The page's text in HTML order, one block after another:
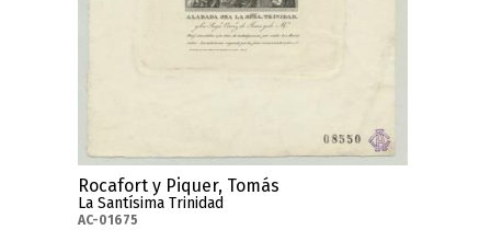
Rocafort y Piquer, Tomás
La Santísima Trinidad
AC-01675